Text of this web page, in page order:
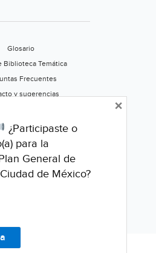
Glosario
Biblioteca Temática
Frecuentes
y sugerencias
este portal
¿Participaste o
para la
General de
de México?
×